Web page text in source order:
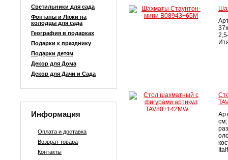
Светильники для сада
Фонтаны и Люки на
колодцы для сада
География в подарках
Подарки к празднику
Подарки детям
Декор для Дома
Декор для Дачи и Сада
Информация
Оплата и доставка
Возврат товара
Контакты